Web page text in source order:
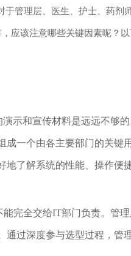
于管理层、医生、护士、药剂
，应该注意哪些关键因素呢？
示和宣传材料是远远不够
成一个由各主要部门的关
了解系统的性能、操作便
完全交给IT部门负责。管
通过深度参与选型过程，